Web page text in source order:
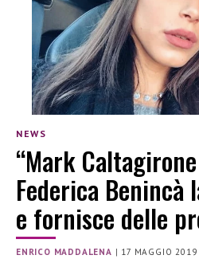
NEWS
“Mark
Federica Benincà
e fornisce delle
ENRICO MADDALENA | 17 MAGGIO 2019